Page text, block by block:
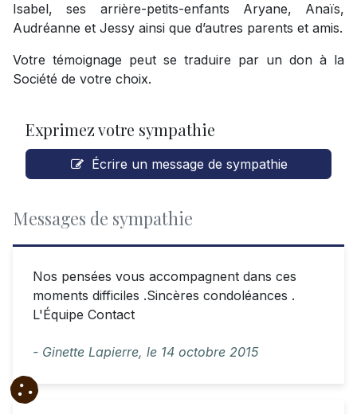
Isabel, ses arrière-petits-enfants Aryane, Anaïs,
Audréanne et Jessy ainsi que d’autres parents et amis.
Votre témoignage peut se traduire par un don à la
Société de votre choix.
Exprimez votre sympathie
Écrire un message de sympathie
Messages de sympathie
Nos pensées vous accompagnent dans ces
moments difficiles .Sincères condoléances .
L'Équipe Contact
- Ginette Lapierre, le 14 octobre 2015